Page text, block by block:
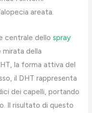
areata.
centrale dello spray
mirata della
la forma attiva del
il DHT rappresenta
dei capelli, portando
Il risultato di questo